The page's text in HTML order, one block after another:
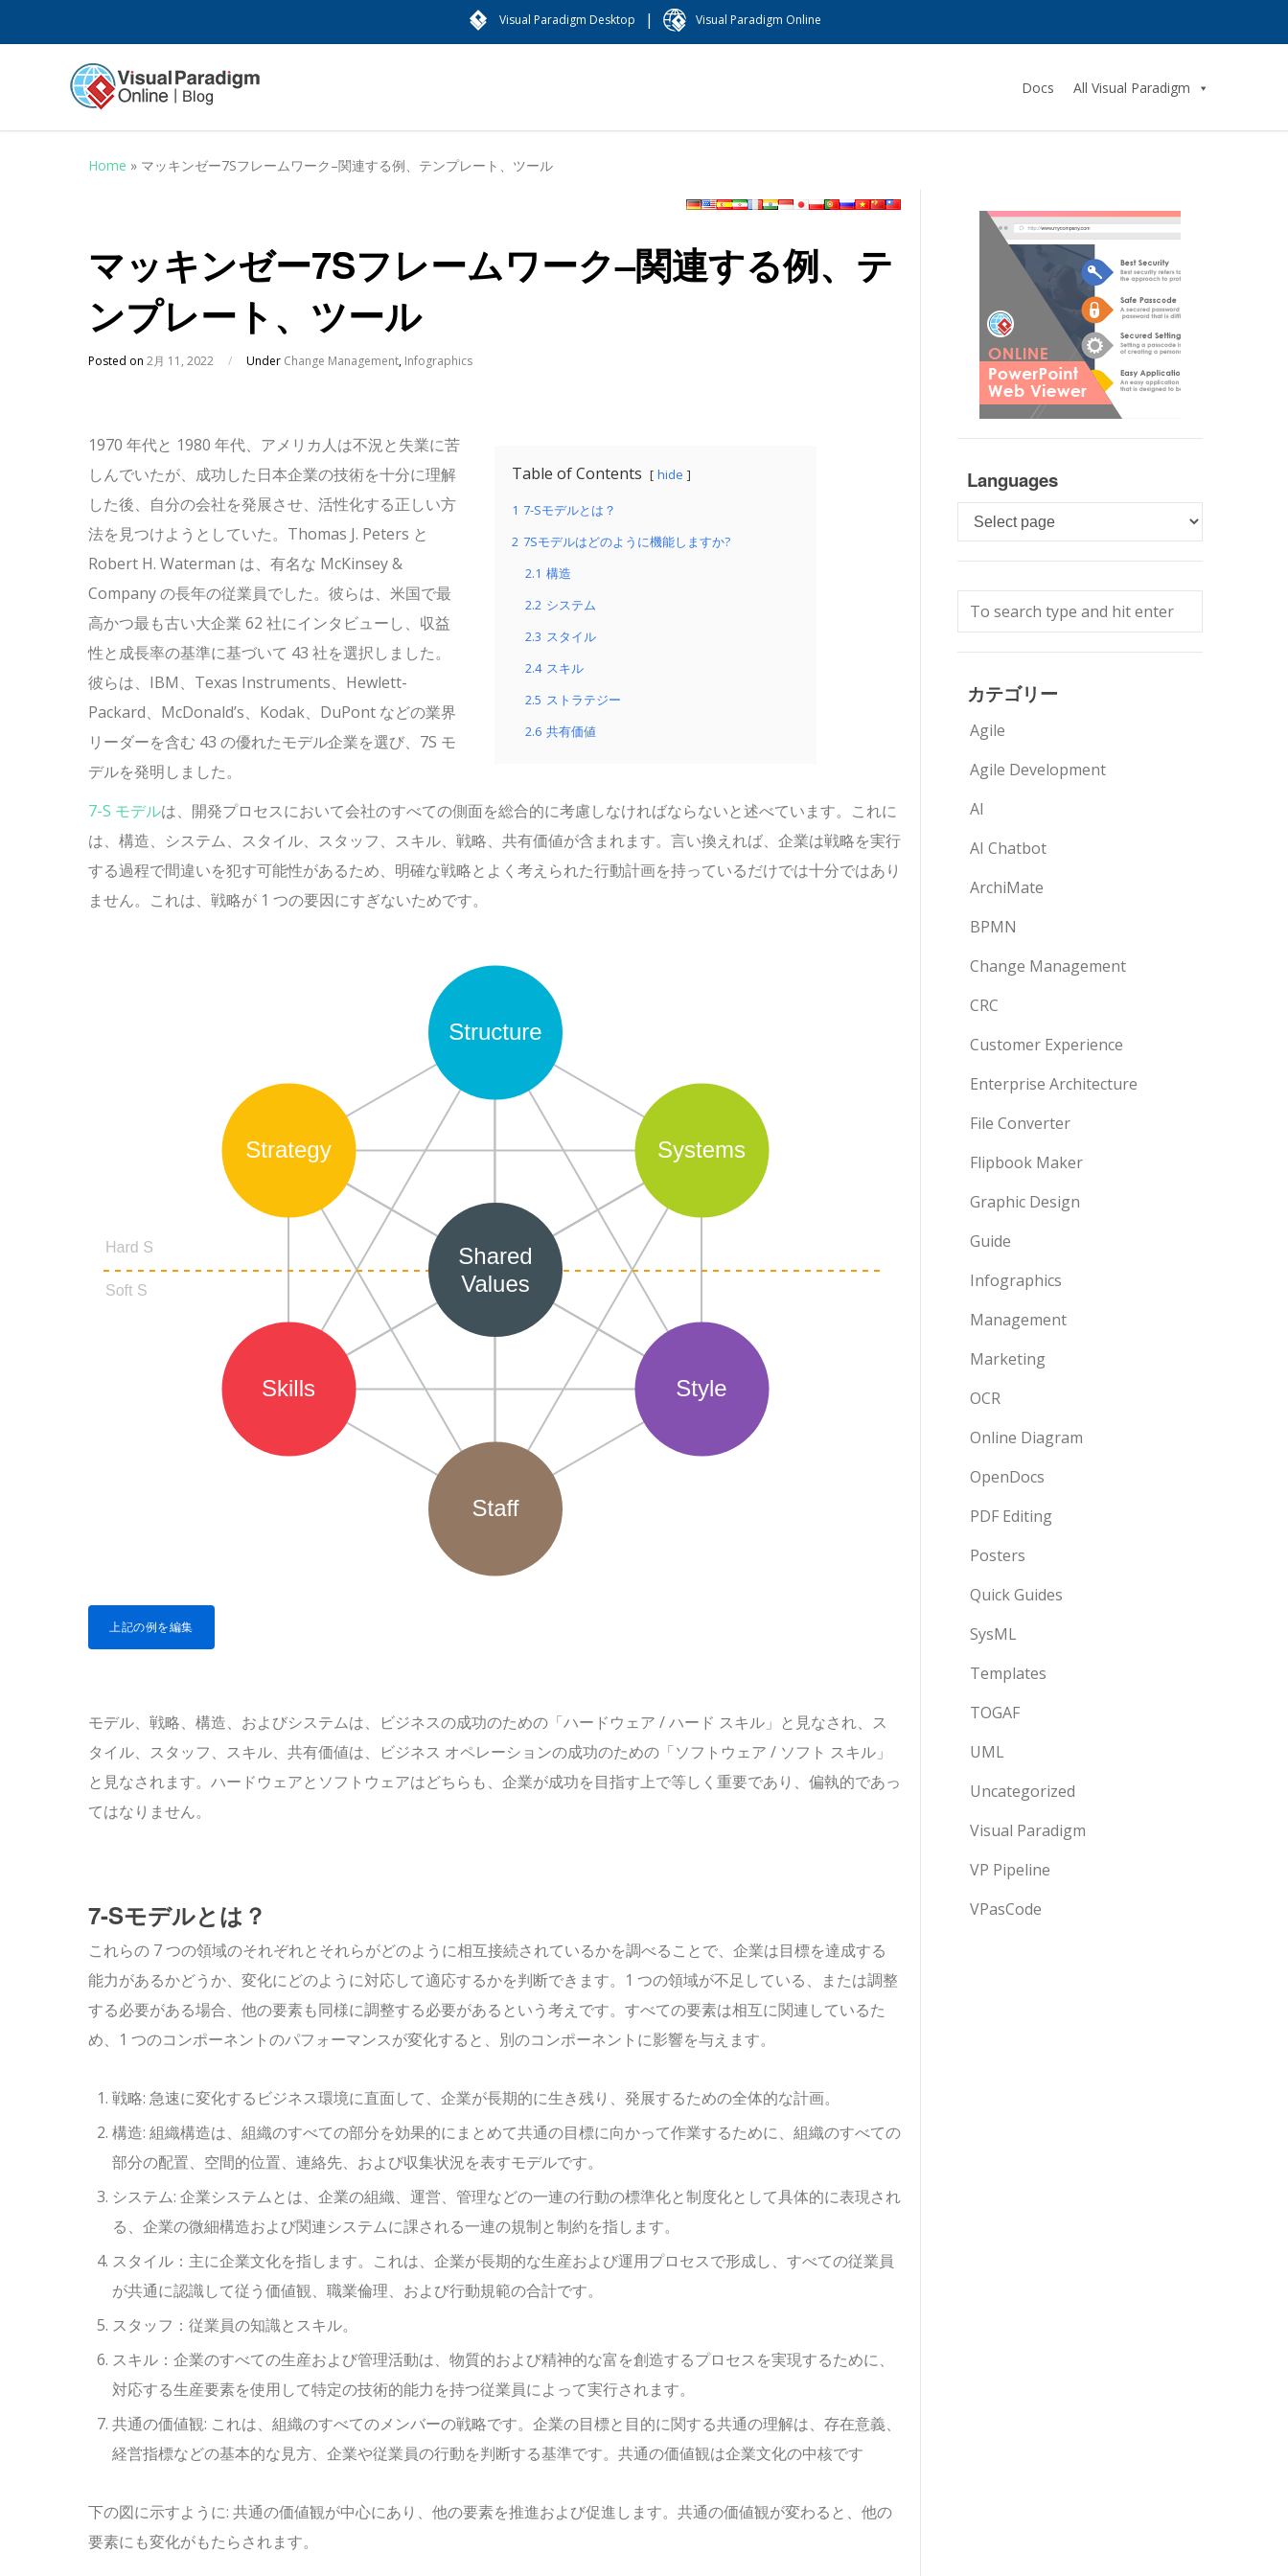
Visual Paradigm Desktop | Visual Paradigm Online
Docs All Visual Paradigm
Home » マッキンゼー7Sフレームワーク–関連する例、テンプレート、ツール
マッキンゼー7Sフレームワーク–関連する例、テ
ンプレート、ツール
Posted on 2月 11, 2022 / Under Change Management, Infographics
Table of Contents hide
1 7-Sモデルとは？
2 7Sモデルはどのように機能しますか?
2.1 構造
2.2 システム
2.3 スタイル
2.4 スキル
2.5 ストラテジー
2.6 共有価値
1970 年代と 1980 年代、アメリカ人は不況と失業に苦
しんでいたが、成功した日本企業の技術を十分に理解
した後、自分の会社を発展させ、活性化する正しい方
法を見つけようとしていた。 Thomas J. Peters と
Robert H. Waterman は、有名な McKinsey &
Company の長年の従業員でした。彼らは、米国で最
高かつ最も古い大企業 62 社にインタビューし、収益
性と成長率の基準に基づいて 43 社を選択しました。
彼らは、IBM、Texas Instruments、Hewlett-
Packard、McDonald’s、Kodak、DuPont などの業界
リーダーを含む 43 の優れたモデル企業を選び、7S モ
デルを発明しました。
7-S モデルは、開発プロセスにおいて会社のすべての側面を総合的に考慮しなければならないと述べています。これに
は、構造、システム、スタイル、スタッフ、スキル、戦略、共有価値が含まれます。言い換えれば、企業は戦略を実行
する過程で間違いを犯す可能性があるため、明確な戦略とよく考えられた行動計画を持っているだけでは十分ではあり
ません。これは、戦略が 1 つの要因にすぎないためです。
上記の例を編集
モデル、戦略、構造、およびシステムは、ビジネスの成功のための「ハードウェア / ハード スキル」と見なされ、ス
タイル、スタッフ、スキル、共有価値は、ビジネス オペレーションの成功のための「ソフトウェア / ソフト スキル」
と見なされます。ハードウェアとソフトウェアはどちらも、企業が成功を目指す上で等しく重要であり、偏執的であっ
てはなりません。
7-Sモデルとは？
これらの 7 つの領域のそれぞれとそれらがどのように相互接続されているかを調べることで、企業は目標を達成する
能力があるかどうか、変化にどのように対応して適応するかを判断できます。1 つの領域が不足している、または調整
する必要がある場合、他の要素も同様に調整する必要があるという考えです。すべての要素は相互に関連しているた
め、1 つのコンポーネントのパフォーマンスが変化すると、別のコンポーネントに影響を与えます。
戦略: 急速に変化するビジネス環境に直面して、企業が長期的に生き残り、発展するための全体的な計画。
構造: 組織構造は、組織のすべての部分を効果的にまとめて共通の目標に向かって作業するために、組織のすべての
部分の配置、空間的位置、連絡先、および収集状況を表すモデルです。
システム: 企業システムとは、企業の組織、運営、管理などの一連の行動の標準化と制度化として具体的に表現され
る、企業の微細構造および関連システムに課される一連の規制と制約を指します。
スタイル：主に企業文化を指します。これは、企業が長期的な生産および運用プロセスで形成し、すべての従業員
が共通に認識して従う価値観、職業倫理、および行動規範の合計です。
スタッフ：従業員の知識とスキル。
スキル：企業のすべての生産および管理活動は、物質的および精神的な富を創造するプロセスを実現するために、
対応する生産要素を使用して特定の技術的能力を持つ従業員によって実行されます。
共通の価値観: これは、組織のすべてのメンバーの戦略です。企業の目標と目的に関する共通の理解は、存在意義、
経営指標などの基本的な見方、企業や従業員の行動を判断する基準です。共通の価値観は企業文化の中核です
下の図に示すように: 共通の価値観が中心にあり、他の要素を推進および促進します。共通の価値観が変わると、他の
要素にも変化がもたらされます。
Languages
Languages
カテゴリー
Agile
Agile Development
AI
AI Chatbot
ArchiMate
BPMN
Change Management
CRC
Customer Experience
Enterprise Architecture
File Converter
Flipbook Maker
Graphic Design
Guide
Infographics
Management
Marketing
OCR
Online Diagram
OpenDocs
PDF Editing
Posters
Quick Guides
SysML
Templates
TOGAF
UML
Uncategorized
Visual Paradigm
VP Pipeline
VPasCode